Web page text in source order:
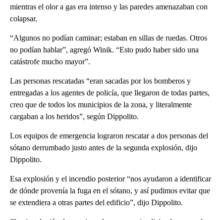
mientras el olor a gas era intenso y las paredes amenazaban con
colapsar.
“Algunos no podían caminar; estaban en sillas de ruedas. Otros
no podían hablar”, agregó Winik. “Esto pudo haber sido una
catástrofe mucho mayor”.
Las personas rescatadas “eran sacadas por los bomberos y
entregadas a los agentes de policía, que llegaron de todas partes,
creo que de todos los municipios de la zona, y literalmente
cargaban a los heridos”, según Dippolito.
Los equipos de emergencia lograron rescatar a dos personas del
sótano derrumbado justo antes de la segunda explosión, dijo
Dippolito.
Esa explosión y el incendio posterior “nos ayudaron a identificar
de dónde provenía la fuga en el sótano, y así pudimos evitar que
se extendiera a otras partes del edificio”, dijo Dippolito.